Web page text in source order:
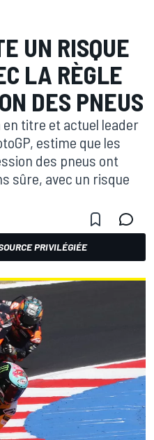
UN RISQUE
LA RÈGLE
DES PNEUS
en titre et actuel leader
estime que les
des pneus ont
sûre, avec un risque
PRIVILÉGIÉE